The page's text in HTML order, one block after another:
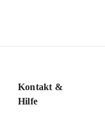
Kontakt &
Hilfe